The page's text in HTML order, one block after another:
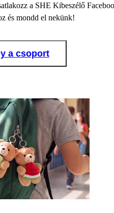
a SHE Kibeszélő
és mondd el nekünk!
a csoport